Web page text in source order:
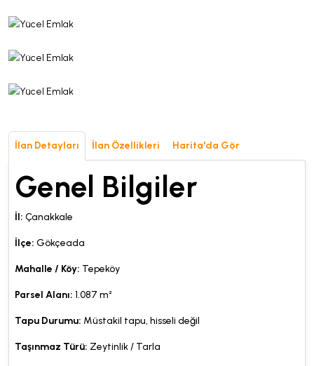
İlan Detayları İlan Özellikleri Harita'da Gör
Genel Bilgiler
İl: Çanakkale
İlçe: Gökçeada
Mahalle / Köy: Tepeköy
Parsel Alanı: 1.087 m²
Tapu Durumu: Müstakil tapu, hisseli değil
Taşınmaz Türü: Zeytinlik / Tarla